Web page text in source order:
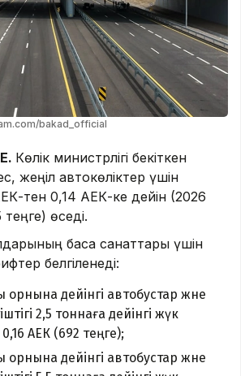
bakad_official
Көлік министрлігі бекіткен
жеңіл автокөліктер үшін
тен 0,14 АЕК-ке дейін (2026
өседі.
басқа санаттары үшін
белгіленеді:
дейінгі автобустар және
2,5 тоннаға дейінгі жүк
0,16 АЕК (692 теңге);
дейінгі автобустар және